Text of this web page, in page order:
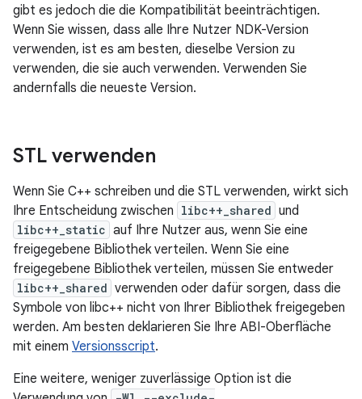
gibt es jedoch die die Kompatibilität beeinträchtigen.
Wenn Sie wissen, dass alle Ihre Nutzer NDK-Version
verwenden, ist es am besten, dieselbe Version zu
verwenden, die sie auch verwenden. Verwenden Sie
andernfalls die neueste Version.
STL verwenden
Wenn Sie C++ schreiben und die STL verwenden, wirkt sich
Ihre Entscheidung zwischen libc++_shared und
libc++_static auf Ihre Nutzer aus, wenn Sie eine
freigegebene Bibliothek verteilen. Wenn Sie eine
freigegebene Bibliothek verteilen, müssen Sie entweder
libc++_shared verwenden oder dafür sorgen, dass die
Symbole von libc++ nicht von Ihrer Bibliothek freigegeben
werden. Am besten deklarieren Sie Ihre ABI-Oberfläche
mit einem Versionsscript.
Eine weitere, weniger zuverlässige Option ist die